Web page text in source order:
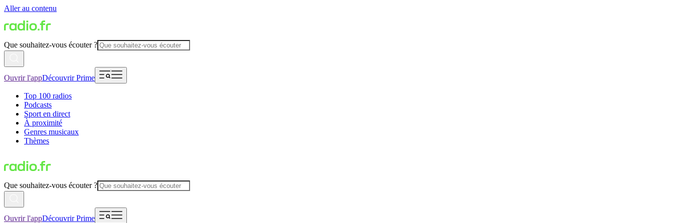
Aller au contenu
Que souhaitez-vous écouter ?
Ouvrir l'appDécouvrir Prime
Top 100 radios
Podcasts
Sport en direct
À proximité
Genres musicaux
Thèmes
Que souhaitez-vous écouter ?
Ouvrir l'appDécouvrir Prime